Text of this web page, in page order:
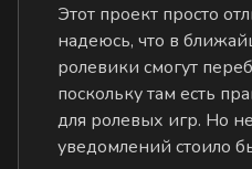
Этот проект просто
надеюсь, что в
ролевики смогут
поскольку там есть
для ролевых игр. Но
уведомлений стоило